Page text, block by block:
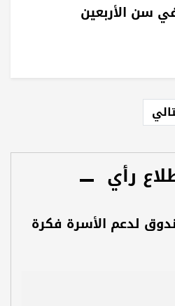
سن الأربعين
رأي
لدعم الأسرة فكرة